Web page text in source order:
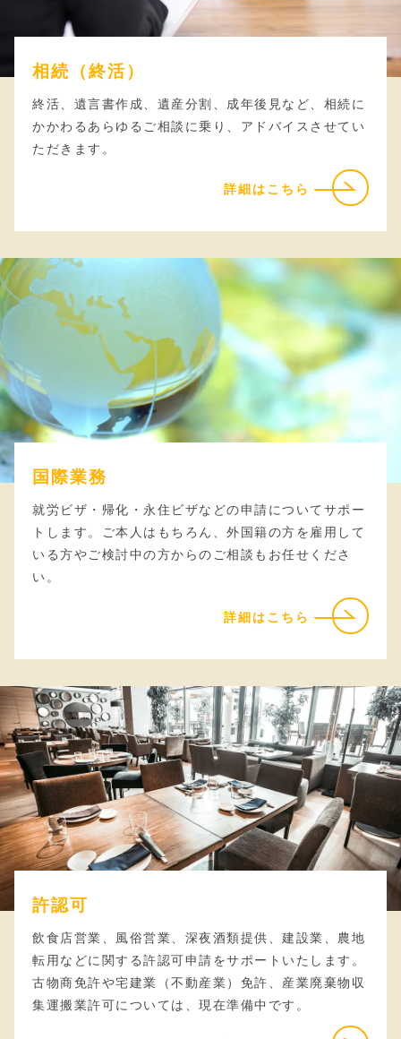
相続（終活）
終活、遺言書作成、遺産分割、成年後見など、相続に
かかわるあらゆるご相談に乗り、アドバイスさせてい
ただきます。
詳細はこちら
国際業務
就労ビザ・帰化・永住ビザなどの申請についてサポー
トします。ご本人はもちろん、外国籍の方を雇用して
いる方やご検討中の方からのご相談もお任せくださ
い。
詳細はこちら
許認可
飲食店営業、風俗営業、深夜酒類提供、建設業、農地
転用などに関する許認可申請をサポートいたします。
古物商免許や宅建業（不動産業）免許、産業廃棄物収
集運搬業許可については、現在準備中です。